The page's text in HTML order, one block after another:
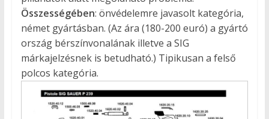
Összességében: önvédelemre javasolt kategória,
német gyártásban. (Az ára (180-200 euró) a gyártó
ország bérszínvonalának illetve a SIG
márkajelzésnek is betudható.) Tipikusan a felső
polcos kategória.